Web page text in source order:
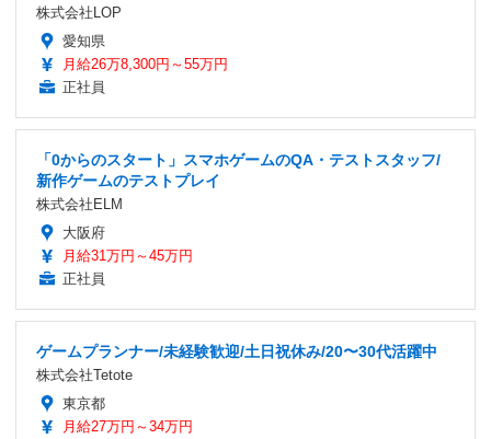
株式会社LOP
愛知県
月給26万8,300円～55万円
正社員
「0からのスタート」スマホゲームのQA・テストスタッフ/
新作ゲームのテストプレイ
株式会社ELM
大阪府
月給31万円～45万円
正社員
ゲームプランナー/未経験歓迎/土日祝休み/20〜30代活躍中
株式会社Tetote
東京都
月給27万円～34万円